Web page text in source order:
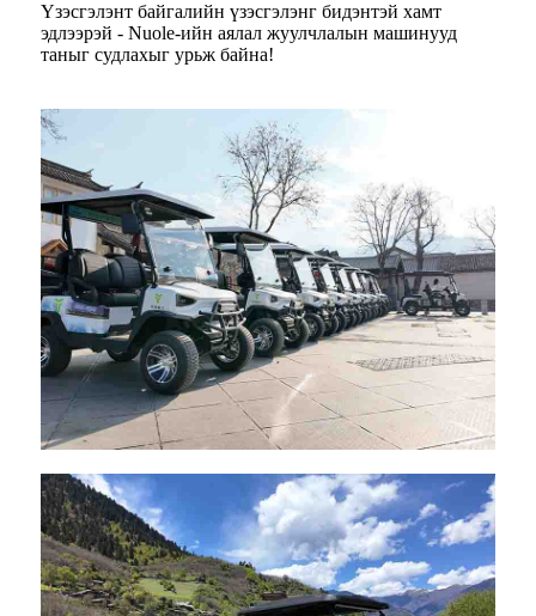
Үзэсгэлэнт байгалийн үзэсгэлэнг бидэнтэй хамт
эдлээрэй - Nuole-ийн аялал жуулчлалын машинууд
таныг судлахыг урьж байна!